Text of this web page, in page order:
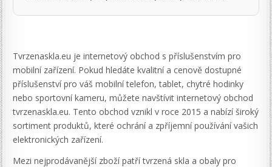
Tvrzenaskla.eu je internetový obchod s příslušenstvím pro
mobilní zařízení. Pokud hledáte kvalitní a cenově dostupné
příslušenství pro váš mobilní telefon, tablet, chytré hodinky
nebo sportovní kameru, můžete navštívit internetový obchod
tvrzenaskla.eu. Tento obchod vznikl v roce 2015 a nabízí široký
sortiment produktů, které ochrání a zpříjemní používání vašich
elektronických zařízení.
Mezi nejprodávanější zboží patří tvrzená skla a obaly pro